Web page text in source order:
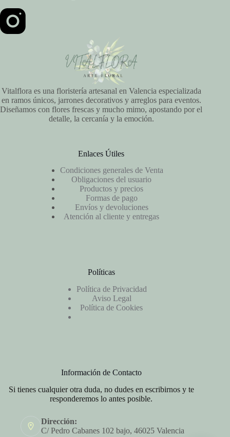
Vitalflora es una floristería artesanal en Valencia especializada
en ramos únicos, jarrones decorativos y arreglos para eventos.
Diseñamos con flores frescas y mucho mimo, apostando por el
detalle, la cercanía y la emoción.
Enlaces Útiles
Condiciones generales de Venta
Obligaciones del usuario
Productos y precios
Formas de pago
Envíos y devoluciones
Atención al cliente y entregas
Políticas
Política de Privacidad
Aviso Legal
Política de Cookies
Información de Contacto
Si tienes cualquier otra duda, no dudes en escribirnos y te
responderemos lo antes posible.
Dirección:
C/ Pedro Cabanes 102 bajo, 46025 Valencia